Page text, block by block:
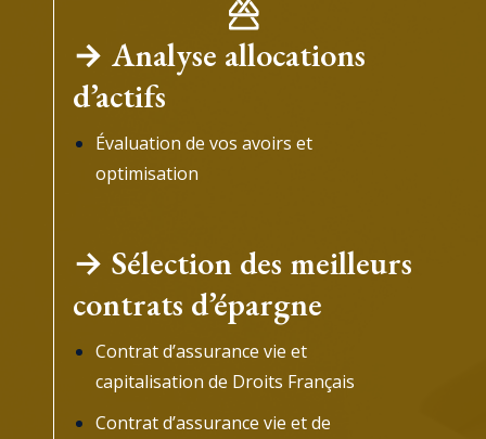
→ Analyse allocations
d’actifs
Évaluation de vos avoirs et
optimisation
→ Sélection des meilleurs
contrats d’épargne
Contrat d’assurance vie et
capitalisation de Droits Français
Contrat d’assurance vie et de